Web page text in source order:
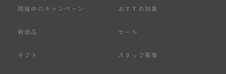
開催中のキャンペーン おすすめ特集
新商品 セール
ギフト スタッフ募集